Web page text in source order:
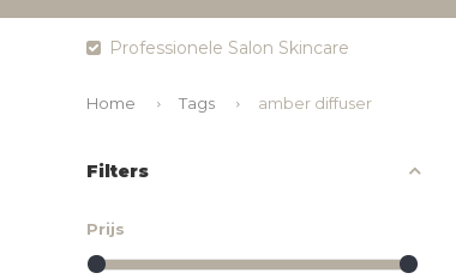
Professionele Salon Skincare
Home Tags amber diffuser
Filters
Prijs